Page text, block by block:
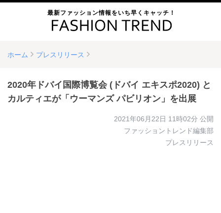
最新ファッション情報をいち早くキャッチ！
ホーム プレスリリース
2020年ドバイ国際博覧会 (ドバイ エキスポ2020) と
カルティエが「ウーマンズ パビリオン」を出展
2021年06月22日 11時02分 公開
ファッショントレンド編集部
プレスリリース